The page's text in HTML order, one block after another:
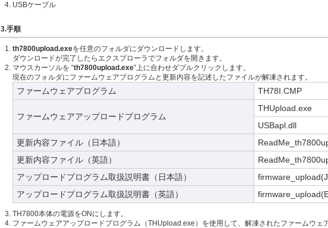
USBケーブル
3.手順
th7800upload.exeを任意のフォルダにダウンロードします。
ダウンロードが完了したらエクスプローラでフォルダを開きます。
マウスカーソルを “th7800upload.exe”上に合わせダブルクリックします。
現在のフォルダにファームウェアプログラムと更新内容を記述したファイルが解凍されます。
ファームウェアプログラム TH78I.CMP
ファームウェアアップロードプログラム
THUpload.exe
USBapl.dll
更新内容ファイル（日本語）
更新内容ファイル（英語）
アップロードプログラム取扱説明書（日本語）
アップロードプログラム取扱説明書（英語）
TH7800本体の電源をONにします。
ファームウェアアップロードプログラム（THUpload.exe）を使用して、解凍されたファームウェ